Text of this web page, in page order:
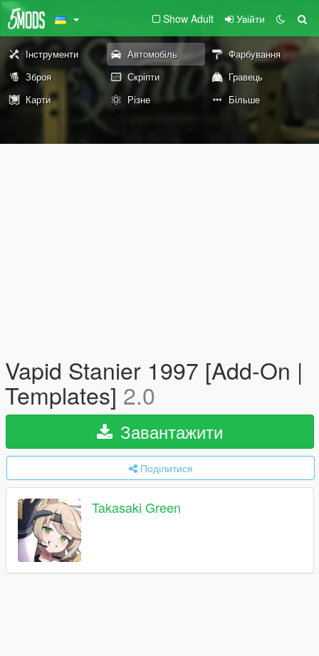
Show Adult Увійти
Інструменти Автомобіль
Фарбування
Зброя
Скріпти
Гравець
Карти
Різне Більше
Vapid Stanier 1997 [Add-On |
Templates] 2.0
Завантажити
Поділитися
Takasaki Green